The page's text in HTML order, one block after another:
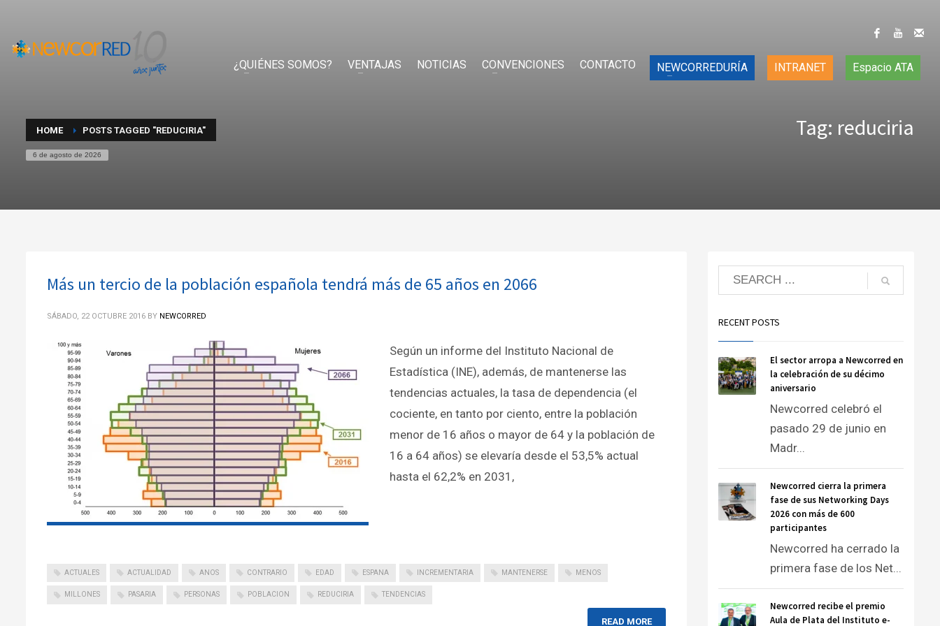
¿QUIÉNES SOMOS? VENTAJAS NOTICIAS CONVENCIONES CONTACTO NEWCORREDURÍA INTRANET Espacio ATA
HOME POSTS TAGGED "REDUCIRIA"
6 de agosto de 2026
Tag: reduciria
Más un tercio de la población española tendrá más de 65 años en 2066
SÁBADO, 22 OCTUBRE 2016 BY NEWCORRED
Según un informe del Instituto Nacional de
Estadística (INE), además, de mantenerse las
tendencias actuales, la tasa de dependencia (el
cociente, en tanto por ciento, entre la población
menor de 16 años o mayor de 64 y la población de
16 a 64 años) se elevaría desde el 53,5% actual
hasta el 62,2% en 2031,
ACTUALES ACTUALIDAD ANOS CONTRARIO EDAD ESPANA INCREMENTARIA MANTENERSE MENOS
MILLONES PASARIA PERSONAS POBLACION REDUCIRIA TENDENCIAS
READ MORE
RECENT POSTS
El sector arropa a Newcorred en
la celebración de su décimo
aniversario
Newcorred celebró el
pasado 29 de junio en
Madr...
Newcorred cierra la primera
fase de sus Networking Days
2026 con más de 600
participantes
Newcorred ha cerrado la
primera fase de los Net...
Newcorred recibe el premio
Aula de Plata del Instituto e-